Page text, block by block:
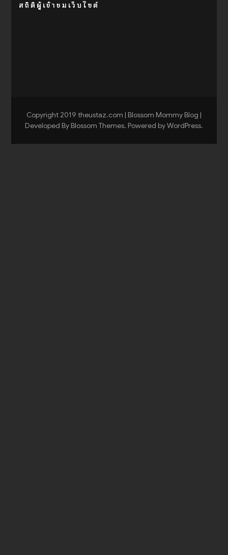
สถิติผู้เข้าชมเว็บไซต์
Copyright 2019 theustaz.com | Blossom Mommy Blog |
Developed By Blossom Themes. Powered byWordPress.